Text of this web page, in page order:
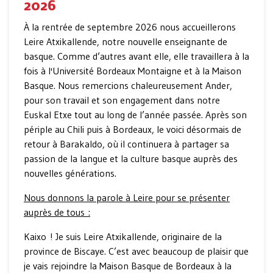
2026
À la rentrée de septembre 2026 nous accueillerons
Leire Atxikallende, notre nouvelle enseignante de
basque. Comme d’autres avant elle, elle travaillera à la
fois à l'Université Bordeaux Montaigne et à la Maison
Basque. Nous remercions chaleureusement Ander,
pour son travail et son engagement dans notre
Euskal Etxe tout au long de l’année passée. Après son
périple au Chili puis à Bordeaux, le voici désormais de
retour à Barakaldo, où il continuera à partager sa
passion de la langue et la culture basque auprès des
nouvelles générations.
Nous donnons la parole à Leire pour se présenter
auprès de tous :
Kaixo ! Je suis Leire Atxikallende, originaire de la
province de Biscaye. C’est avec beaucoup de plaisir que
je vais rejoindre la Maison Basque de Bordeaux à la